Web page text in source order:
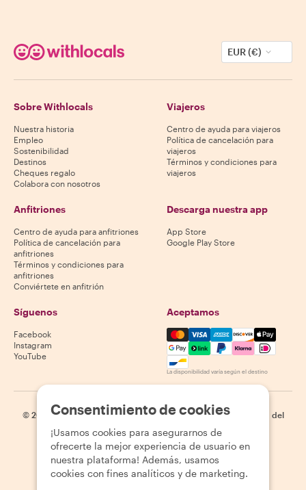
EUR (€)
Sobre Withlocals
Nuestra historia
Empleo
Sostenibilidad
Destinos
Cheques regalo
Colabora con nosotros
Viajeros
Centro de ayuda para viajeros
Política de cancelación para
viajeros
Términos y condiciones para
viajeros
Anfitriones
Centro de ayuda para anfitriones
Política de cancelación para
anfitriones
Términos y condiciones para
anfitriones
Conviértete en anfitrión
Descarga nuestra app
App Store
Google Play Store
Síguenos
Facebook
Instagram
YouTube
Aceptamos
Mastercard, Visa, Amex,
La disponibilidad varía según el destino
© 2026 Withlocals.com | Política de privacidad | Cookies
Mapa del
Consentimiento de cookies
¡Usamos cookies para asegurarnos de
ofrecerte la mejor experiencia de usuario en
nuestra plataforma! Además, usamos
cookies con fines analíticos y de marketing.